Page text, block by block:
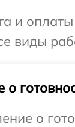
и
виды
о